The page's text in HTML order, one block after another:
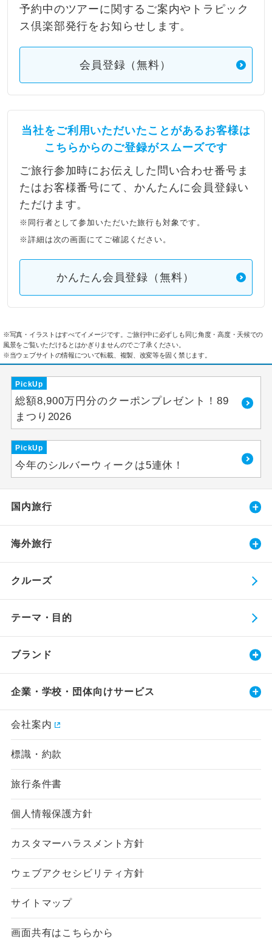
予約中のツアーに関するご案内やトラピック
ス倶楽部発行をお知らせします。
会員登録（無料）
当社をご利用いただいたことがあるお客様は
こちらからのご登録がスムーズです
ご旅行参加時にお伝えした問い合わせ番号ま
たはお客様番号にて、かんたんに会員登録い
ただけます。
※同行者として参加いただいた旅行も対象です。
※詳細は次の画面にてご確認ください。
かんたん会員登録（無料）
※写真・イラストはすべてイメージです。ご旅行中に必ずしも同じ角度・高度・天候での
風景をご覧いただけるとはかぎりませんのでご了承ください。
※当ウェブサイトの情報について転載、複製、改変等を固く禁じます。
PickUp
総額8,900万円分のクーポンプレゼント！89
まつり2026
PickUp
今年のシルバーウィークは5連休！
国内旅行
海外旅行
クルーズ
テーマ・目的
ブランド
企業・学校・団体向けサービス
会社案内
標識・約款
旅行条件書
個人情報保護方針
カスタマーハラスメント方針
ウェブアクセシビリティ方針
サイトマップ
画面共有はこちらから